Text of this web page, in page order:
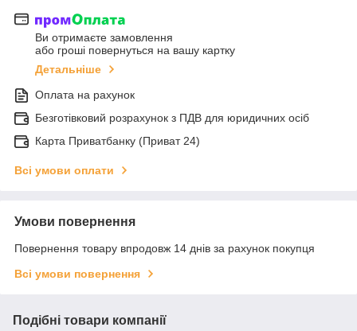
Ви отримаєте замовлення
або гроші повернуться на вашу картку
Детальніше
Оплата на рахунок
Безготівковий розрахунок з ПДВ для юридичних осіб
Карта Приватбанку (Приват 24)
Всі умови оплати
Умови повернення
Повернення товару впродовж 14 днів за рахунок покупця
Всі умови повернення
Подібні товари компанії